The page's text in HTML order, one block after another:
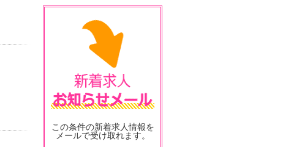
この条件の新着求人情報を
メールで受け取れます。